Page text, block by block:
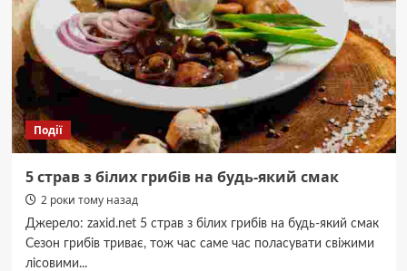
Події
5 страв з білих грибів на будь-який смак
2 роки тому назад
Джерело: zaxid.net 5 страв з білих грибів на будь-який смак
Сезон грибів триває, тож час саме час поласувати свіжими
лісовими...